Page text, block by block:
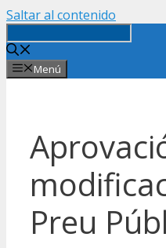
Saltar al contenido
Menú
Preu